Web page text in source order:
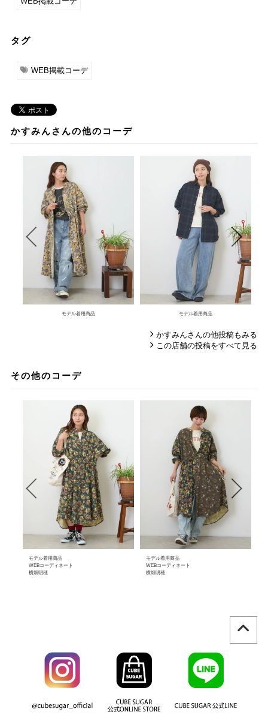
タグ
WEB掲載コーデ
かすみんさんの他のコーデ
モデル着用商品 モデル着用商品
かすみんさんの他投稿もみる
この店舗の投稿をすべて見る
その他のコーデ
モデル着用商品
WEBコーディネート
横畑明穂
モデル着用商品
WEBコーディネート
横畑明穂